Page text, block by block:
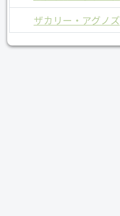
ザカリー・アグノズ